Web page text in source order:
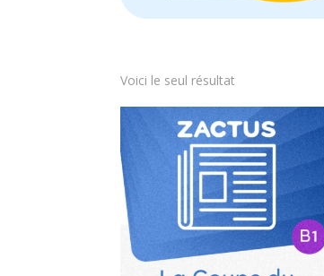
Voici le seul résultat